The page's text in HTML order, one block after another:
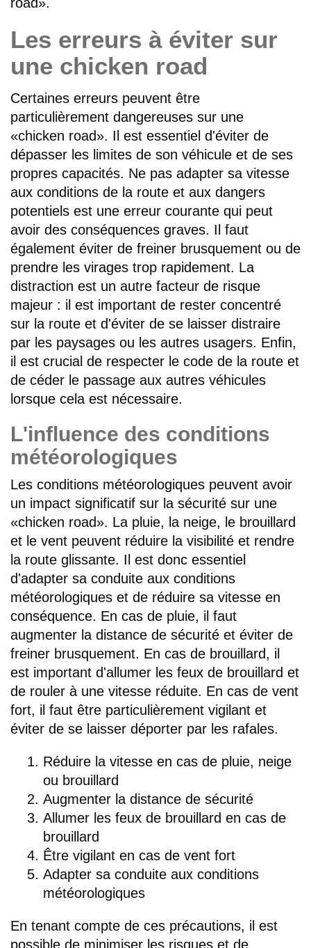
Les erreurs à éviter sur
une chicken road
Certaines erreurs peuvent être
particulièrement dangereuses sur une
«chicken road». Il est essentiel d'éviter de
dépasser les limites de son véhicule et de ses
propres capacités. Ne pas adapter sa vitesse
aux conditions de la route et aux dangers
potentiels est une erreur courante qui peut
avoir des conséquences graves. Il faut
également éviter de freiner brusquement ou de
prendre les virages trop rapidement. La
distraction est un autre facteur de risque
majeur : il est important de rester concentré
sur la route et d'éviter de se laisser distraire
par les paysages ou les autres usagers. Enfin,
il est crucial de respecter le code de la route et
de céder le passage aux autres véhicules
lorsque cela est nécessaire.
L'influence des conditions
météorologiques
Les conditions météorologiques peuvent avoir
un impact significatif sur la sécurité sur une
«chicken road». La pluie, la neige, le brouillard
et le vent peuvent réduire la visibilité et rendre
la route glissante. Il est donc essentiel
d'adapter sa conduite aux conditions
météorologiques et de réduire sa vitesse en
conséquence. En cas de pluie, il faut
augmenter la distance de sécurité et éviter de
freiner brusquement. En cas de brouillard, il
est important d'allumer les feux de brouillard et
de rouler à une vitesse réduite. En cas de vent
fort, il faut être particulièrement vigilant et
éviter de se laisser déporter par les rafales.
Réduire la vitesse en cas de pluie, neige
ou brouillard
Augmenter la distance de sécurité
Allumer les feux de brouillard en cas de
brouillard
Être vigilant en cas de vent fort
Adapter sa conduite aux conditions
météorologiques
En tenant compte de ces précautions, il est
possible de minimiser les risques et de